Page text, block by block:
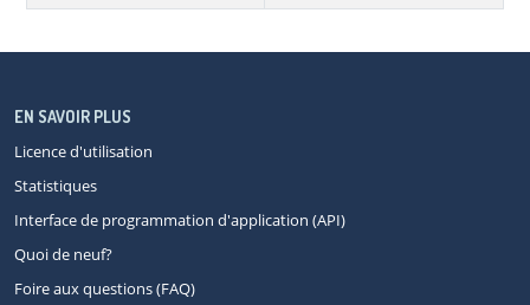
EN SAVOIR PLUS
Licence d'utilisation
Statistiques
Interface de programmation d'application (API)
Quoi de neuf?
Foire aux questions (FAQ)